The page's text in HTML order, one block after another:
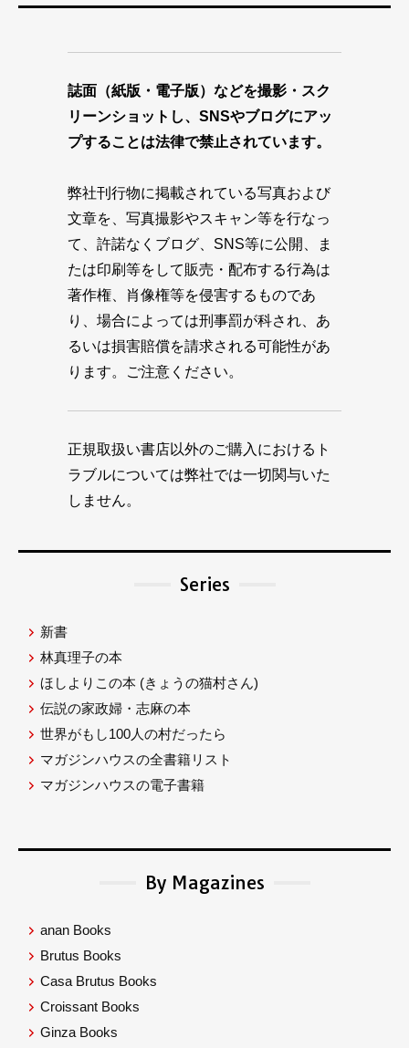
誌面（紙版・電子版）などを撮影・スク
リーンショットし、SNSやブログにアッ
プすることは法律で禁止されています。
弊社刊行物に掲載されている写真および
文章を、写真撮影やスキャン等を行なっ
て、許諾なくブログ、SNS等に公開、ま
たは印刷等をして販売・配布する行為は
著作権、肖像権等を侵害するものであ
り、場合によっては刑事罰が科され、あ
るいは損害賠償を請求される可能性があ
ります。ご注意ください。
正規取扱い書店以外のご購入におけるト
ラブルについては弊社では一切関与いた
しません。
Series
新書
林真理子の本
ほしよりこの本 (きょうの猫村さん)
伝説の家政婦・志麻の本
世界がもし100人の村だったら
マガジンハウスの全書籍リスト
マガジンハウスの電子書籍
By Magazines
anan Books
Brutus Books
Casa Brutus Books
Croissant Books
Ginza Books